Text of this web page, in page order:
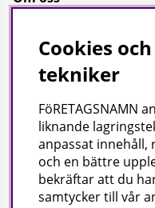
Bransch
Kataloger
Företagsuppgifter
Visab i Skandinavien AB
Din lokala leverantör
Cookies
tekniker
FöRETAGSNAMN
liknande
anpassat innehåll,
och en bättre
bekräftar att du
samtycker till vår